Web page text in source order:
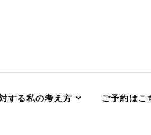
経痛 肩
する私の考え方 ご予約はこ